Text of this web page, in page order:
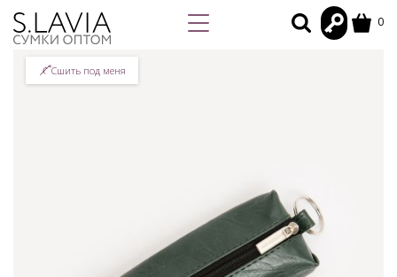
0
Сшить под меня